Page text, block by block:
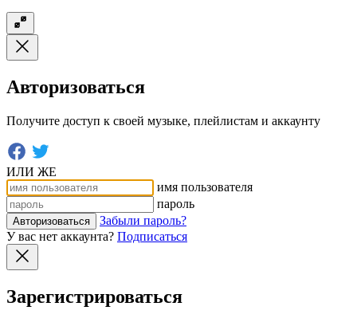
Авторизоваться
Получите доступ к своей музыке, плейлистам и аккаунту
ИЛИ ЖЕ
имя пользователя
пароль
Авторизоваться
Забыли пароль?
У вас нет аккаунта? Подписаться
Зарегистрироваться